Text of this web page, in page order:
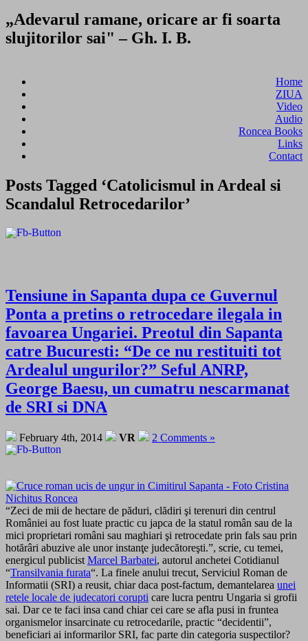
„Adevarul ramane, oricare ar fi soarta
slujitorilor sai" – Gh. I. B.
Home
ZIUA
Video
Audio
Roncea Books
Links
Contact
Posts Tagged ‘Catolicismul in Ardeal si
Scandalul Retrocedarilor’
Tensiune in Sapanta dupa ce Guvernul
Ponta a pretins o retrocedare ilegala in
favoarea Ungariei. Preotul din Sapanta
catre Bucuresti: “De ce nu restituiti tot
Ardealul ungurilor?” Seful ANRP,
George Baesu, un cumatru nescarmanat
de SRI si DNA
February 4th, 2014 VR 2 Comments »
“Zeci de mii de hectare de păduri, clădiri şi terenuri din centrul
României au fost luate practic cu japca de la statul român sau de la
mici proprietari români sau maghiari şi retrocedate prin fals sau prin
hotărâri abuzive ale unor instanţe judecătoreşti.”, scrie, cu temei,
energicul publicist Marcel Barbatei, autorul anchetei Cotidianul
“Transilvania furata“. La finele anului trecut, Serviciul Roman de
Informatii (SRI) a reusit, chiar daca post-factum, demantelarea unei
retele locale de judecatori corupti care lucra pentru Ungaria si grofii
sai. Dar ce te faci insa cand chiar cei care se afla pusi in fruntea
organismelor insarcinate cu retrocedarile, practic “decidentii”,
beneficiari ai informarilor SRI, fac parte din categoria suspectilor?